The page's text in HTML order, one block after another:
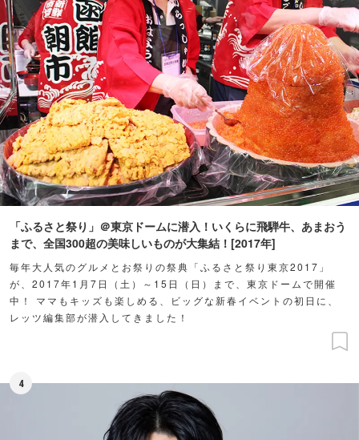
「ふるさと祭り」＠東京ドームに潜入！いくらに飛騨牛、あまおう
まで、全国300超の美味しいものが大集結！[2017年]
毎年大人気のグルメとお祭りの祭典「ふるさと祭り東京2017」
が、2017年1月7日（土）～15日（日）まで、東京ドームで開催
中！ ママもキッズも楽しめる、ビッグな新春イベントの初日に、
レッツ編集部が潜入してきました！
4